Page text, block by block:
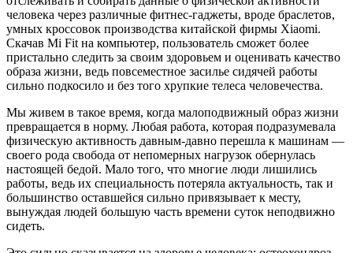
человека через различные фитнес-гаджеты, вроде браслетов,
умных кроссовок производства китайской фирмы Xiaomi.
Скачав Mi Fit на компьютер, пользователь сможет более
пристально следить за своим здоровьем и оценивать качество
образа жизни, ведь повсеместное засилье сидячей работы
сильно подкосило и без того хрупкие телеса человечества.
Мы живем в такое время, когда малоподвижный образ жизни
превращается в норму. Любая работа, которая подразумевала
физическую активность давным-давно перешла к машинам —
своего рода свобода от непомерных нагрузок обернулась
настоящей бедой. Мало того, что многие люди лишились
работы, ведь их специальность потеряла актуальность, так и
большинство оставшейся сильно привязывает к месту,
вынуждая людей большую часть времени суток неподвижно
сидеть.